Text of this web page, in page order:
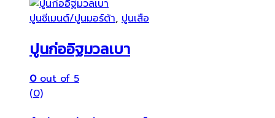
ปูนซีเมนต์/ปูนมอร์ต้า, ปูนเสือ
ปูนก่ออิฐมวลเบา
0out of 5
(0)